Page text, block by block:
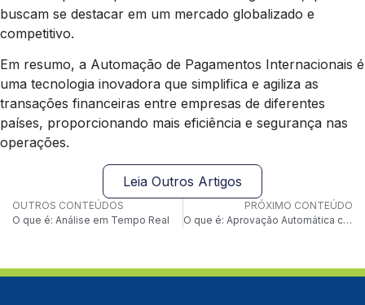
buscam se destacar em um mercado globalizado e
competitivo.
Em resumo, a Automação de Pagamentos Internacionais é
uma tecnologia inovadora que simplifica e agiliza as
transações financeiras entre empresas de diferentes
países, proporcionando mais eficiência e segurança nas
operações.
Leia Outros Artigos
OUTROS CONTEÚDOS
O que é: Análise em Tempo Real
PRÓXIMO CONTEÚDO
O que é: Aprovação Automática com IA